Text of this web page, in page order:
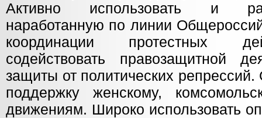
Активно использовать и
наработанную по линии
координации протестных
содействовать правозащитной
защиты от политических
поддержку женскому,
движениям. Широко использовать